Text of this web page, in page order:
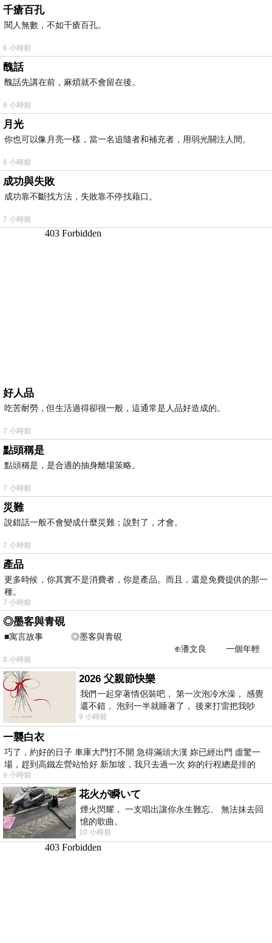
千瘡百孔
閱人無數，不如千瘡百孔。
6 小時前
醜話
醜話先講在前，麻煩就不會留在後。
6 小時前
月光
你也可以像月亮一樣，當一名追隨者和補充者，用弱光關注人間。
6 小時前
成功與失敗
成功靠不斷找方法，失敗靠不停找藉口。
7 小時前
好人品
吃苦耐勞，但生活過得卻很一般，這通常是人品好造成的。
7 小時前
點頭稱是
點頭稱是，是合適的抽身離場策略。
7 小時前
災難
說錯話一般不會變成什麼災難；說對了，才會。
7 小時前
產品
更多時候，你其實不是消費者，你是產品。而且，還是免費提供的那一
種。
7 小時前
◎墨客與青硯
■寓言故事 ◎墨客與青硯
⊕潘文良 一個年輕
的墨客，在京城的古玩肆裡
8 小時前
2026 父親節快樂
我們一起穿著情侶裝吧， 第一次泡冷水澡， 感覺
還不錯， 泡到一半就睡著了， 後來打雷把我吵
醒， 手
9 小時前
一襲白衣
巧了，約好的日子 車庫大門打不開 急得滿頭大漢 妳已經出門 虛驚一
場，趕到高鐵左營站恰好 新加坡，我只去過一次 妳的行程總是排的
9 小時前
花火が瞬いて
煙火閃耀， 一支唱出讓你永生難忘、 無法抹去回
憶的歌曲。
10 小時前